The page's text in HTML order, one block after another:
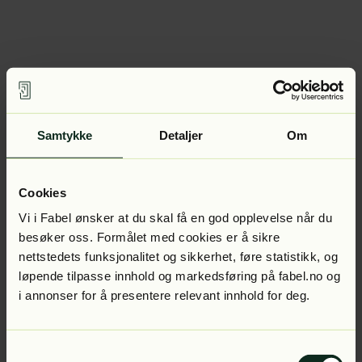
Samtykke Detaljer Om
Cookies
Vi i Fabel ønsker at du skal få en god opplevelse når du
besøker oss. Formålet med cookies er å sikre
nettstedets funksjonalitet og sikkerhet, føre statistikk, og
løpende tilpasse innhold og markedsføring på fabel.no og
i annonser for å presentere relevant innhold for deg.